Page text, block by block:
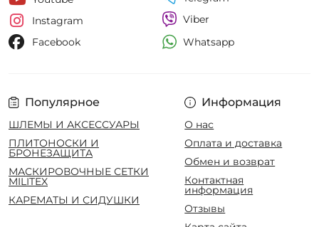
Популярное
ШЛЕМЫ И АКСЕССУАРЫ
ПЛИТОНОСКИ И
БРОНЕЗАЩИТА
МАСКИРОВОЧНЫЕ СЕТКИ
MILITEX
КАРЕМАТЫ И СИДУШКИ
Информация
О нас
Оплата и доставка
Обмен и возврат
Контактная
информация
Отзывы
Instagram
Facebook
Viber
Whatsapp